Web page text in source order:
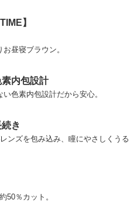
】
昼寝ブラウン。
内包設計
色素内包設計だから安心。
き
ンズを包み込み、瞳にやさしくうる
50％カット。